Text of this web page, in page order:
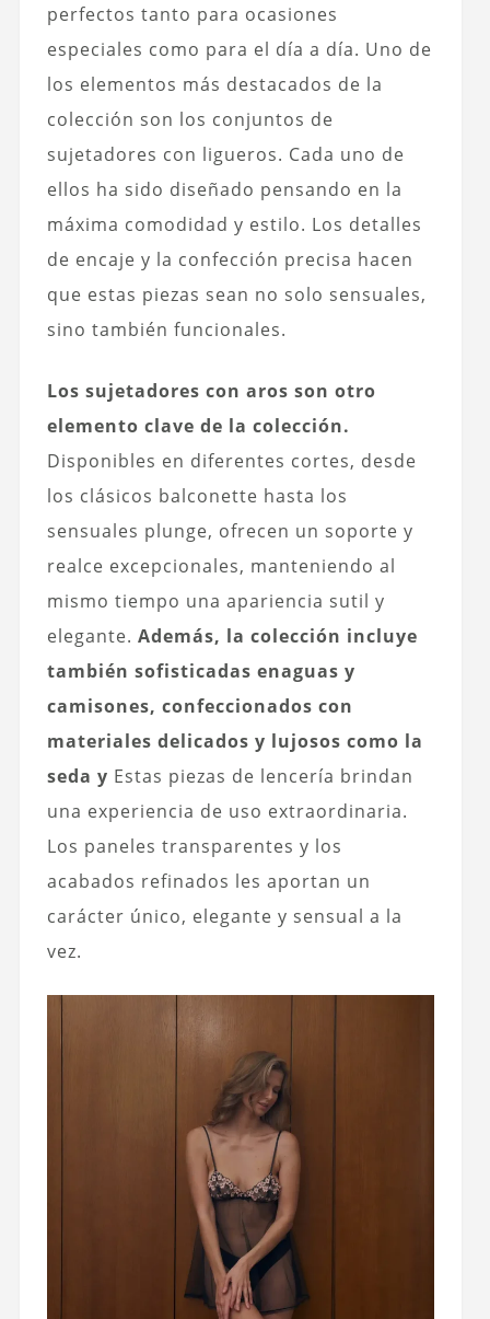
perfectos tanto para ocasiones
especiales como para el día a día. Uno de
los elementos más destacados de la
colección son los conjuntos de
sujetadores con ligueros. Cada uno de
ellos ha sido diseñado pensando en la
máxima comodidad y estilo. Los detalles
de encaje y la confección precisa hacen
que estas piezas sean no solo sensuales,
sino también funcionales.
Los sujetadores con aros son otro
elemento clave de la colección.
Disponibles en diferentes cortes, desde
los clásicos balconette hasta los
sensuales plunge, ofrecen un soporte y
realce excepcionales, manteniendo al
mismo tiempo una apariencia sutil y
elegante. Además, la colección incluye
también sofisticadas enaguas y
camisones, confeccionados con
materiales delicados y lujosos como la
seda y Estas piezas de lencería brindan
una experiencia de uso extraordinaria.
Los paneles transparentes y los
acabados refinados les aportan un
carácter único, elegante y sensual a la
vez.